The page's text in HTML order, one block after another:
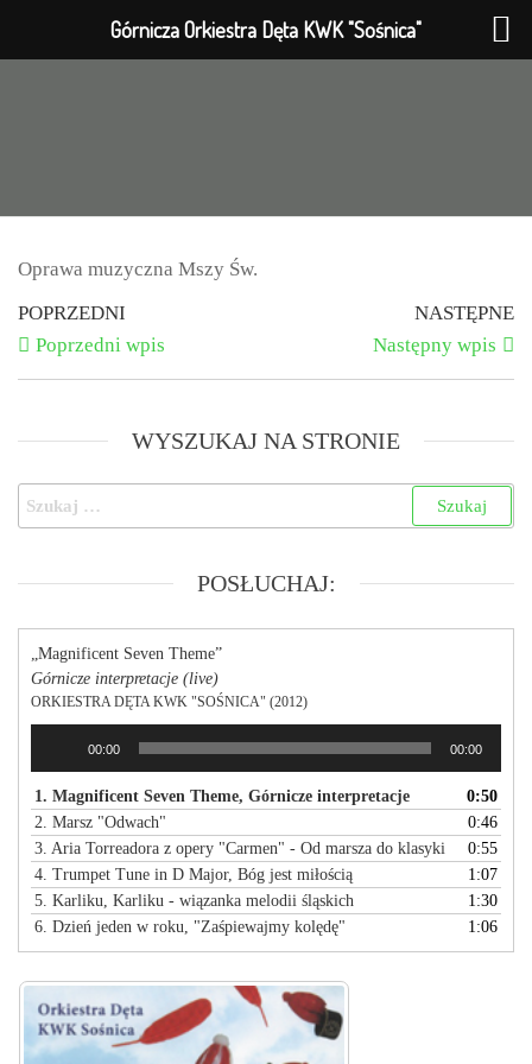
Oprawa muzyczna Mszy Św.
POPRZEDNI
Poprzedni wpis
NASTĘPNE
Następny wpis
WYSZUKAJ NA STRONIE
POSŁUCHAJ:
„Magnificent Seven Theme”
Górnicze interpretacje (live)
ORKIESTRA DĘTA KWK "SOŚNICA" (2012)
dźwiękowych
00:00 00:00
1. Magnificent Seven Theme, Górnicze interpretacje
0:50
2. Marsz "Odwach"
0:46
3. Aria Torreadora z opery "Carmen" - Od marsza do klasyki
0:55
4. Trumpet Tune in D Major, Bóg jest miłością
1:07
5. Karliku, Karliku - wiązanka melodii śląskich
1:30
6. Dzień jeden w roku, "Zaśpiewajmy kolędę"
1:06
Górnicza Orkiestra Dęta KWK "Sośnica"